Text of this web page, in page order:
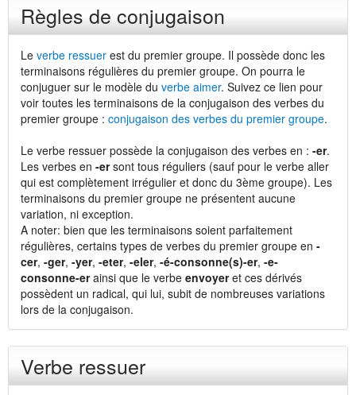
Règles de conjugaison
Le verbe ressuer est du premier groupe. Il possède donc les
terminaisons régulières du premier groupe. On pourra le
conjuguer sur le modèle du verbe aimer. Suivez ce lien pour
voir toutes les terminaisons de la conjugaison des verbes du
premier groupe : conjugaison des verbes du premier groupe.
Le verbe ressuer possède la conjugaison des verbes en : -er.
Les verbes en -ersont tous réguliers (sauf pour le verbe aller
qui est complètement irrégulier et donc du 3ème groupe). Les
terminaisons du premier groupe ne présentent aucune
variation, ni exception.
A noter: bien que les terminaisons soient parfaitement
régulières, certains types de verbes du premier groupe en -
cer, -ger, -yer, -eter, -eler, -é-consonne(s)-er, -e-
consonne-erainsi que le verbe envoyeret ces dérivés
possèdent un radical, qui lui, subit de nombreuses variations
lors de la conjugaison.
Verbe ressuer